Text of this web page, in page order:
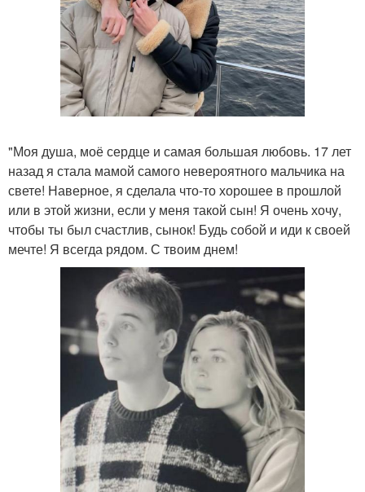
"Моя душа, моё сердце и самая большая любовь. 17 лет
назад я стала мамой самого невероятного мальчика на
свете! Наверное, я сделала что-то хорошее в прошлой
или в этой жизни, если у меня такой сын! Я очень хочу,
чтобы ты был счастлив, сынок! Будь собой и иди к своей
мечте! Я всегда рядом. С твоим днем!